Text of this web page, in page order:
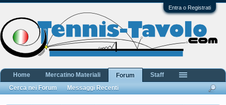
Entra o Registrati
Home Mercatino Materiali
Forum
Cerca nei Forum
Messaggi Recenti
Staff